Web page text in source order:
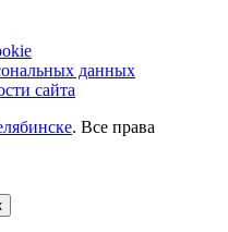
данных
сайта
. Все права